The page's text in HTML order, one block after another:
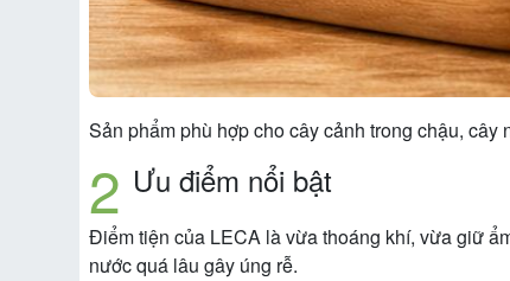
Sản phẩm phù hợp cho cây cảnh trong chậu,
Ưu điểm nổi bật
Điểm tiện của LECA là vừa thoáng khí, vừa giữ
nước quá lâu gây úng rễ.